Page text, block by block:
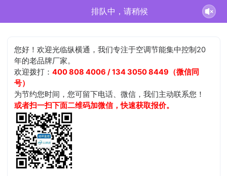
排队中，请稍候
您好！欢迎光临纵横通，我们专注于空调节能集中控制20
年的老品牌厂家。
欢迎拨打：400 808 4006 / 134 3050 8449（微信同
号）
为节约您时间，您可留下电话、微信，我们主动联系您！
或者扫一扫下面二维码加微信，快速获取报价。